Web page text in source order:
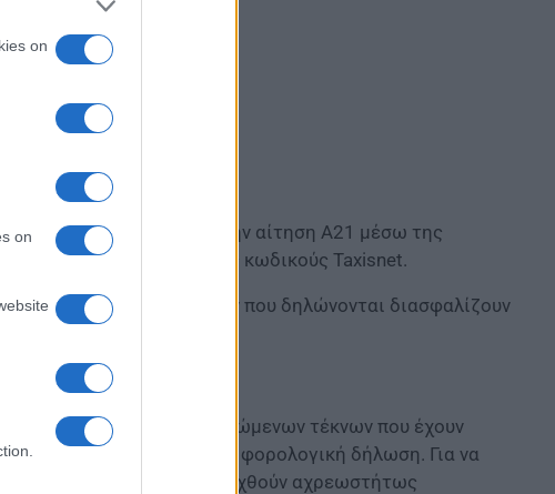
on
on
πρέπει να υποβάλουν την αίτηση Α21 μέσω της
τους προσωπικούς τους κωδικούς Taxisnet.
η ακρίβεια των στοιχείων που δηλώνονται διασφαλίζουν
βάσει των εξαρτώμενων τέκνων που έχουν
εκκαθαρισμένη φορολογική δήλωση. Για να
τους και για να αποφευχθούν αχρεωστήτως